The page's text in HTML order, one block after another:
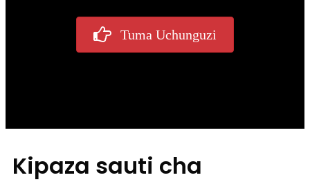
Tuma Uchunguzi
Kipaza sauti cha